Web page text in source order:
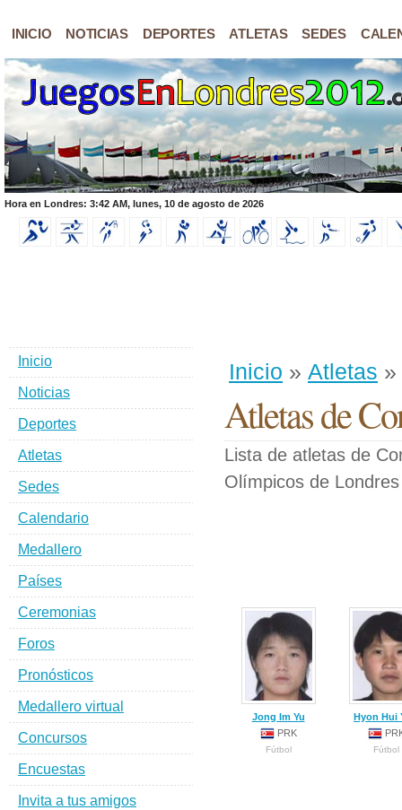
INICIO NOTICIAS DEPORTES ATLETAS SEDES
Hora en Londres: 3:42 AM, lunes, 10 de agosto de 2026
Inicio » Atletas »
Atletas de
Lista de atletas de
Olímpicos de
Jong Im Yu
PRK
Fútbol
Hyon Hui
Fútbol
Inicio
Noticias
Deportes
Atletas
Sedes
Calendario
Medallero
Países
Ceremonias
Foros
Pronósticos
Medallero virtual
Concursos
Encuestas
Invita a tus amigos